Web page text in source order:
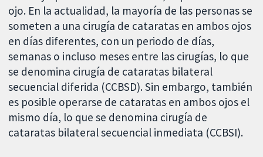
ojo. En la actualidad, la mayoría de las personas se
someten a una cirugía de cataratas en ambos ojos
en días diferentes, con un periodo de días,
semanas o incluso meses entre las cirugías, lo que
se denomina cirugía de cataratas bilateral
secuencial diferida (CCBSD). Sin embargo, también
es posible operarse de cataratas en ambos ojos el
mismo día, lo que se denomina cirugía de
cataratas bilateral secuencial inmediata (CCBSI).